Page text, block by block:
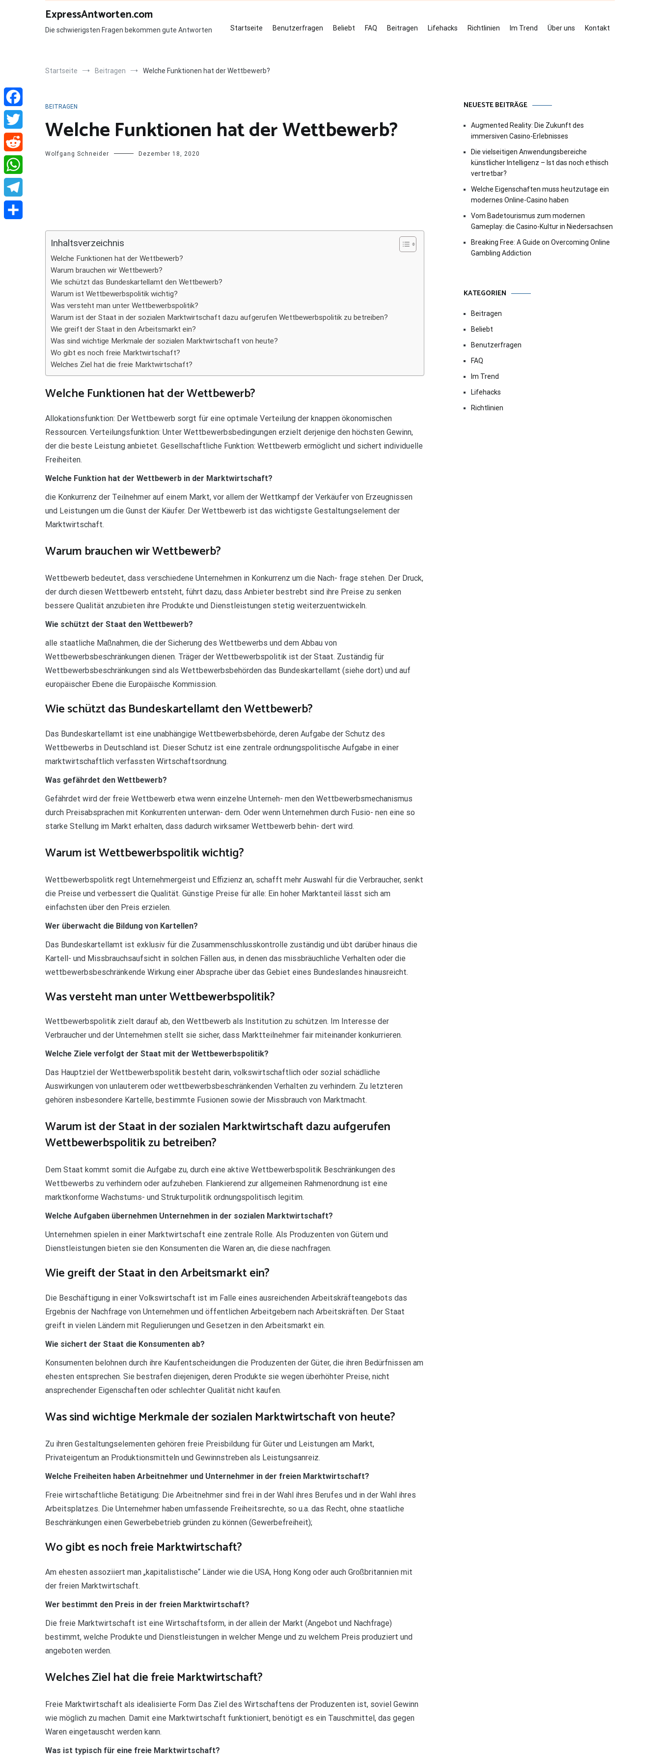
ExpressAntworten.com
Die schwierigsten Fragen bekommen gute Antworten Startseite Benutzerfragen Beliebt FAQ Beitragen Lifehacks Richtlinien Im Trend Über uns Kontakt
Startseite Beitragen Welche Funktionen hat der Wettbewerb?
BEITRAGEN
Welche Funktionen hat der Wettbewerb?
Wolfgang Schneider Dezember 18, 2020
Inhaltsverzeichnis
Welche Funktionen hat der Wettbewerb?
Warum brauchen wir Wettbewerb?
Wie schützt das Bundeskartellamt den Wettbewerb?
Warum ist Wettbewerbspolitik wichtig?
Was versteht man unter Wettbewerbspolitik?
Warum ist der Staat in der sozialen Marktwirtschaft dazu aufgerufen Wettbewerbspolitik zu betreiben?
Wie greift der Staat in den Arbeitsmarkt ein?
Was sind wichtige Merkmale der sozialen Marktwirtschaft von heute?
Wo gibt es noch freie Marktwirtschaft?
Welches Ziel hat die freie Marktwirtschaft?
Welche Funktionen hat der Wettbewerb?
Allokationsfunktion: Der Wettbewerb sorgt für eine optimale Verteilung der knappen ökonomischen
Ressourcen. Verteilungsfunktion: Unter Wettbewerbsbedingungen erzielt derjenige den höchsten Gewinn,
der die beste Leistung anbietet. Gesellschaftliche Funktion: Wettbewerb ermöglicht und sichert individuelle
Freiheiten.
Welche Funktion hat der Wettbewerb in der Marktwirtschaft?
die Konkurrenz der Teilnehmer auf einem Markt, vor allem der Wettkampf der Verkäufer von Erzeugnissen
und Leistungen um die Gunst der Käufer. Der Wettbewerb ist das wichtigste Gestaltungselement der
Marktwirtschaft.
Warum brauchen wir Wettbewerb?
Wettbewerb bedeutet, dass verschiedene Unternehmen in Konkurrenz um die Nach- frage stehen. Der Druck,
der durch diesen Wettbewerb entsteht, führt dazu, dass Anbieter bestrebt sind ihre Preise zu senken
bessere Qualität anzubieten ihre Produkte und Dienstleistungen stetig weiterzuentwickeln.
Wie schützt der Staat den Wettbewerb?
alle staatliche Maßnahmen, die der Sicherung des Wettbewerbs und dem Abbau von
Wettbewerbsbeschränkungen dienen. Träger der Wettbewerbspolitik ist der Staat. Zuständig für
Wettbewerbsbeschränkungen sind als Wettbewerbsbehörden das Bundeskartellamt (siehe dort) und auf
europäischer Ebene die Europäische Kommission.
Wie schützt das Bundeskartellamt den Wettbewerb?
Das Bundeskartellamt ist eine unabhängige Wettbewerbsbehörde, deren Aufgabe der Schutz des
Wettbewerbs in Deutschland ist. Dieser Schutz ist eine zentrale ordnungspolitische Aufgabe in einer
marktwirtschaftlich verfassten Wirtschaftsordnung.
Was gefährdet den Wettbewerb?
Gefährdet wird der freie Wettbewerb etwa wenn einzelne Unterneh- men den Wettbewerbsmechanismus
durch Preisabsprachen mit Konkurrenten unterwan- dern. Oder wenn Unternehmen durch Fusio- nen eine so
starke Stellung im Markt erhalten, dass dadurch wirksamer Wettbewerb behin- dert wird.
Warum ist Wettbewerbspolitik wichtig?
Wettbewerbspolitk regt Unternehmergeist und Effizienz an, schafft mehr Auswahl für die Verbraucher, senkt
die Preise und verbessert die Qualität. Günstige Preise für alle: Ein hoher Marktanteil lässt sich am
einfachsten über den Preis erzielen.
Wer überwacht die Bildung von Kartellen?
Das Bundeskartellamt ist exklusiv für die Zusammenschlusskontrolle zuständig und übt darüber hinaus die
Kartell- und Missbrauchsaufsicht in solchen Fällen aus, in denen das missbräuchliche Verhalten oder die
wettbewerbsbeschränkende Wirkung einer Absprache über das Gebiet eines Bundeslandes hinausreicht.
Was versteht man unter Wettbewerbspolitik?
Wettbewerbspolitik zielt darauf ab, den Wettbewerb als Institution zu schützen. Im Interesse der
Verbraucher und der Unternehmen stellt sie sicher, dass Marktteilnehmer fair miteinander konkurrieren.
Welche Ziele verfolgt der Staat mit der Wettbewerbspolitik?
Das Hauptziel der Wettbewerbspolitik besteht darin, volkswirtschaftlich oder sozial schädliche
Auswirkungen von unlauterem oder wettbewerbsbeschränkenden Verhalten zu verhindern. Zu letzteren
gehören insbesondere Kartelle, bestimmte Fusionen sowie der Missbrauch von Marktmacht.
Warum ist der Staat in der sozialen Marktwirtschaft dazu aufgerufen
Wettbewerbspolitik zu betreiben?
Dem Staat kommt somit die Aufgabe zu, durch eine aktive Wettbewerbspolitik Beschränkungen des
Wettbewerbs zu verhindern oder aufzuheben. Flankierend zur allgemeinen Rahmenordnung ist eine
marktkonforme Wachstums- und Strukturpolitik ordnungspolitisch legitim.
Welche Aufgaben übernehmen Unternehmen in der sozialen Marktwirtschaft?
Unternehmen spielen in einer Marktwirtschaft eine zentrale Rolle. Als Produzenten von Gütern und
Dienstleistungen bieten sie den Konsumenten die Waren an, die diese nachfragen.
Wie greift der Staat in den Arbeitsmarkt ein?
Die Beschäftigung in einer Volkswirtschaft ist im Falle eines ausreichenden Arbeitskräfteangebots das
Ergebnis der Nachfrage von Unternehmen und öffentlichen Arbeitgebern nach Arbeitskräften. Der Staat
greift in vielen Ländern mit Regulierungen und Gesetzen in den Arbeitsmarkt ein.
Wie sichert der Staat die Konsumenten ab?
Konsumenten belohnen durch ihre Kaufentscheidungen die Produzenten der Güter, die ihren Bedürfnissen am
ehesten entsprechen. Sie bestrafen diejenigen, deren Produkte sie wegen überhöhter Preise, nicht
ansprechender Eigenschaften oder schlechter Qualität nicht kaufen.
Was sind wichtige Merkmale der sozialen Marktwirtschaft von heute?
Zu ihren Gestaltungselementen gehören freie Preisbildung für Güter und Leistungen am Markt,
Privateigentum an Produktionsmitteln und Gewinnstreben als Leistungsanreiz.
Welche Freiheiten haben Arbeitnehmer und Unternehmer in der freien Marktwirtschaft?
Freie wirtschaftliche Betätigung: Die Arbeitnehmer sind frei in der Wahl ihres Berufes und in der Wahl ihres
Arbeitsplatzes. Die Unternehmer haben umfassende Freiheitsrechte, so u.a. das Recht, ohne staatliche
Beschränkungen einen Gewerbebetrieb gründen zu können (Gewerbefreiheit);
Wo gibt es noch freie Marktwirtschaft?
Am ehesten assoziiert man „kapitalistische“ Länder wie die USA, Hong Kong oder auch Großbritannien mit
der freien Marktwirtschaft.
Wer bestimmt den Preis in der freien Marktwirtschaft?
Die freie Marktwirtschaft ist eine Wirtschaftsform, in der allein der Markt (Angebot und Nachfrage)
bestimmt, welche Produkte und Dienstleistungen in welcher Menge und zu welchem Preis produziert und
angeboten werden.
Welches Ziel hat die freie Marktwirtschaft?
Freie Marktwirtschaft als idealisierte Form Das Ziel des Wirtschaftens der Produzenten ist, soviel Gewinn
wie möglich zu machen. Damit eine Marktwirtschaft funktioniert, benötigt es ein Tauschmittel, das gegen
Waren eingetauscht werden kann.
Was ist typisch für eine freie Marktwirtschaft?
NEUESTE BEITRÄGE
Augmented Reality: Die Zukunft des
immersiven Casino-Erlebnisses
Die vielseitigen Anwendungsbereiche
künstlicher Intelligenz – Ist das noch ethisch
vertretbar?
Welche Eigenschaften muss heutzutage ein
modernes Online-Casino haben
Vom Badetourismus zum modernen
Gameplay: die Casino-Kultur in Niedersachsen
Breaking Free: A Guide on Overcoming Online
Gambling Addiction
KATEGORIEN
Beitragen
Beliebt
Benutzerfragen
FAQ
Im Trend
Lifehacks
Richtlinien
Facebook
Twitter
Reddit
WhatsApp
Telegram